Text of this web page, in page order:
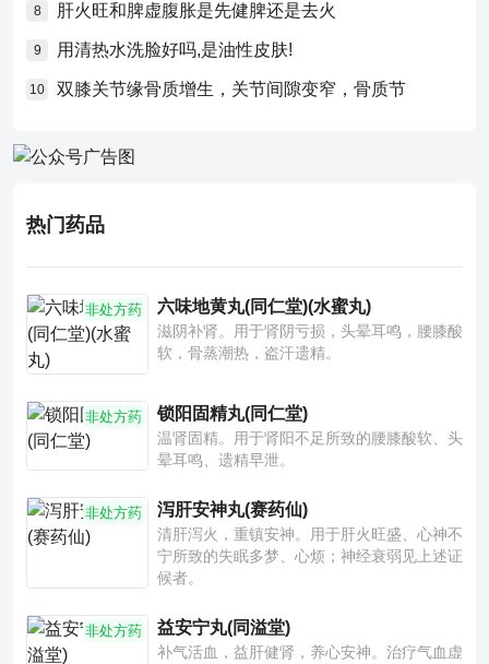
8 肝火旺和脾虚腹胀是先健脾还是去火
9 用清热水洗脸好吗,是油性皮肤!
10 双膝关节缘骨质增生，关节间隙变窄，骨质节
热门药品
非处方药 六味地黄丸(同仁堂)(水蜜丸)
滋阴补肾。用于肾阴亏损，头晕耳鸣，腰膝酸
软，骨蒸潮热，盗汗遗精。
非处方药 锁阳固精丸(同仁堂)
温肾固精。用于肾阳不足所致的腰膝酸软、头
晕耳鸣、遗精早泄。
非处方药 泻肝安神丸(赛药仙)
清肝泻火，重镇安神。用于肝火旺盛、心神不
宁所致的失眠多梦、心烦；神经衰弱见上述证
候者。
非处方药 益安宁丸(同溢堂)
补气活血，益肝健肾，养心安神。治疗气血虚